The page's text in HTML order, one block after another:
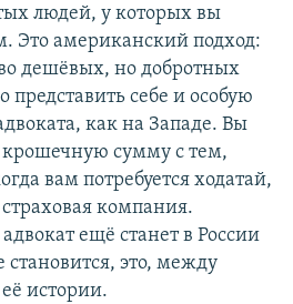
людей, у которых вы
Это американский подход:
дешёвых, но добротных
себе и особую
как на Западе. Вы
сумму с тем,
вам потребуется ходатай,
компания.
ещё станет в России
становится, это, между
истории.